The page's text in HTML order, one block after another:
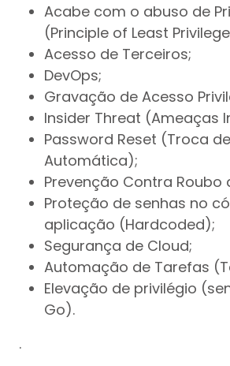
Acabe com o abuso de
(Principle of Least
Acesso de Terceiros;
DevOps;
Gravação de Acesso
Insider Threat (Ameaças
Password Reset (Troca
Automática);
Prevenção Contra Roubo
Proteção de senhas no
aplicação (Hardcoded);
Segurança de Cloud;
Automação de Tarefas
Elevação de privilégio
Go).
.